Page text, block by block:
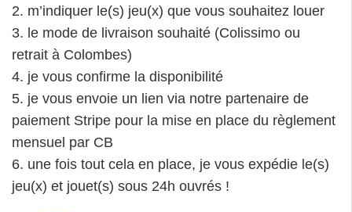
2. m’indiquer le(s) jeu(x) que vous souhaitez louer
3. le mode de livraison souhaité (Colissimo ou
retrait à Colombes)
4. je vous confirme la disponibilité
5. je vous envoie un lien via notre partenaire de
paiement Stripe pour la mise en place du règlement
mensuel par CB
6. une fois tout cela en place, je vous expédie le(s)
jeu(x) et jouet(s) sous 24h ouvrés !